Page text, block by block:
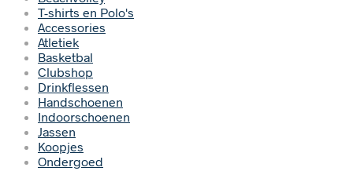
T-shirts en Polo's
Accessories
Atletiek
Basketbal
Clubshop
Drinkflessen
Handschoenen
Indoorschoenen
Jassen
Koopjes
Ondergoed